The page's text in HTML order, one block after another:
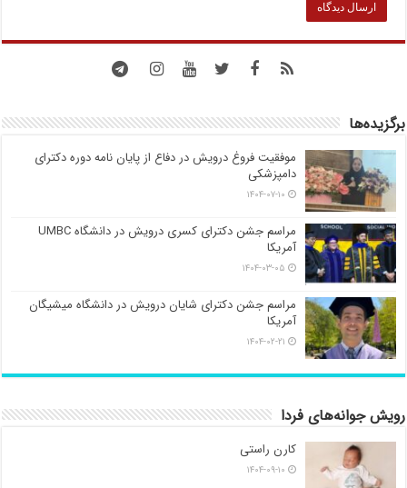
برگزیده‌ها
موفقیت فروغ درویش در دفاع از پایان نامه دوره دکترای
دامپزشکی
۱۴۰۴-۰۷-۱۰
مراسم جشن دکترای کسری درویش در دانشگاه UMBC
آمریکا
۱۴۰۴-۰۳-۰۵
مراسم جشن دکترای شایان درویش در دانشگاه میشیگان
آمریکا
۱۴۰۴-۰۲-۲۱
رویش جوانه‌های فردا
کارن راستی
۱۴۰۴-۰۹-۱۰